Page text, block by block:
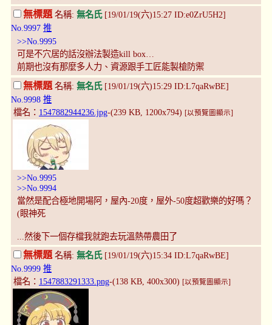
無標題名稱: 無名氏[19/01/19(六)15:27 ID:e0ZrU5H2]
No.9997 推
>>No.9995
可是不穴居的話沒辦法製造kill box…
前期也沒有那麼多人力、資源跟手工匠能製槍防禦
無標題 名稱: 無名氏[19/01/19(六)15:29 ID:L7qaRwBE]
No.9998 推
檔名： 1547882944236.jpg-(239 KB, 1200x794) [以預覽圖顯示]
>>No.9995
>>No.9994
當然是配合極地開場阿，屋內-20度，屋外-50度超歡樂的好嗎？
(眼神死
...然後下一個存檔我就跑去玩溫熱帶農田了
無標題 名稱: 無名氏[19/01/19(六)15:34 ID:L7qaRwBE]
No.9999 推
檔名： 1547883291333.png-(138 KB, 400x300) [以預覽圖顯示]